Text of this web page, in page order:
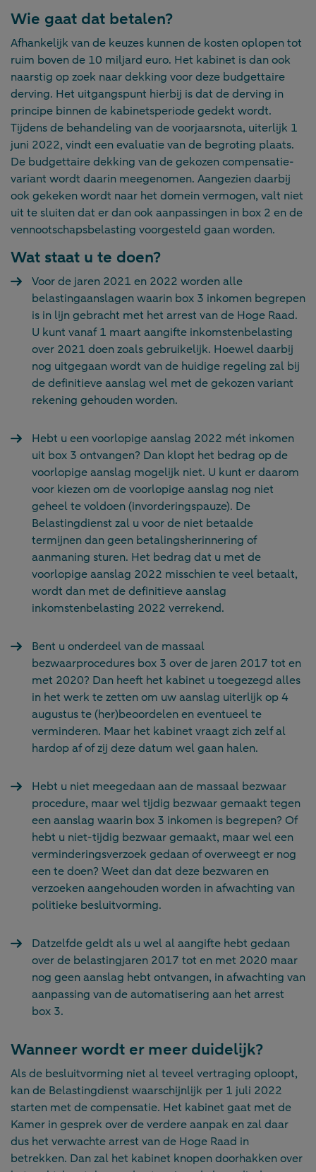
Wie gaat dat betalen?
Afhankelijk van de keuzes kunnen de kosten oplopen tot
ruim boven de 10 miljard euro. Het kabinet is dan ook
naarstig op zoek naar dekking voor deze budgettaire
derving. Het uitgangspunt hierbij is dat de derving in
principe binnen de kabinetsperiode gedekt wordt.
Tijdens de behandeling van de voorjaarsnota, uiterlijk 1
juni 2022, vindt een evaluatie van de begroting plaats.
De budgettaire dekking van de gekozen compensatie-
variant wordt daarin meegenomen. Aangezien daarbij
ook gekeken wordt naar het domein vermogen, valt niet
uit te sluiten dat er dan ook aanpassingen in box 2 en de
vennootschapsbelasting voorgesteld gaan worden.
Wat staat u te doen?
Voor de jaren 2021 en 2022 worden alle
belastingaanslagen waarin box 3 inkomen begrepen
is in lijn gebracht met het arrest van de Hoge Raad.
U kunt vanaf 1 maart aangifte inkomstenbelasting
over 2021 doen zoals gebruikelijk. Hoewel daarbij
nog uitgegaan wordt van de huidige regeling zal bij
de definitieve aanslag wel met de gekozen variant
rekening gehouden worden.
Hebt u een voorlopige aanslag 2022 mét inkomen
uit box 3 ontvangen? Dan klopt het bedrag op de
voorlopige aanslag mogelijk niet. U kunt er daarom
voor kiezen om de voorlopige aanslag nog niet
geheel te voldoen (invorderingspauze). De
Belastingdienst zal u voor de niet betaalde
termijnen dan geen betalingsherinnering of
aanmaning sturen. Het bedrag dat u met de
voorlopige aanslag 2022 misschien te veel betaalt,
wordt dan met de definitieve aanslag
inkomstenbelasting 2022 verrekend.
Bent u onderdeel van de massaal
bezwaarprocedures box 3 over de jaren 2017 tot en
met 2020? Dan heeft het kabinet u toegezegd alles
in het werk te zetten om uw aanslag uiterlijk op 4
augustus te (her)beoordelen en eventueel te
verminderen. Maar het kabinet vraagt zich zelf al
hardop af of zij deze datum wel gaan halen.
Hebt u niet meegedaan aan de massaal bezwaar
procedure, maar wel tijdig bezwaar gemaakt tegen
een aanslag waarin box 3 inkomen is begrepen? Of
hebt u niet-tijdig bezwaar gemaakt, maar wel een
verminderingsverzoek gedaan of overweegt er nog
een te doen? Weet dan dat deze bezwaren en
verzoeken aangehouden worden in afwachting van
politieke besluitvorming.
Datzelfde geldt als u wel al aangifte hebt gedaan
over de belastingjaren 2017 tot en met 2020 maar
nog geen aanslag hebt ontvangen, in afwachting van
aanpassing van de automatisering aan het arrest
box 3.
Wanneer wordt er meer duidelijk?
Als de besluitvorming niet al teveel vertraging oploopt,
kan de Belastingdienst waarschijnlijk per 1 juli 2022
starten met de compensatie. Het kabinet gaat met de
Kamer in gesprek over de verdere aanpak en zal daar
dus het verwachte arrest van de Hoge Raad in
betrekken. Dan zal het kabinet knopen doorhakken over